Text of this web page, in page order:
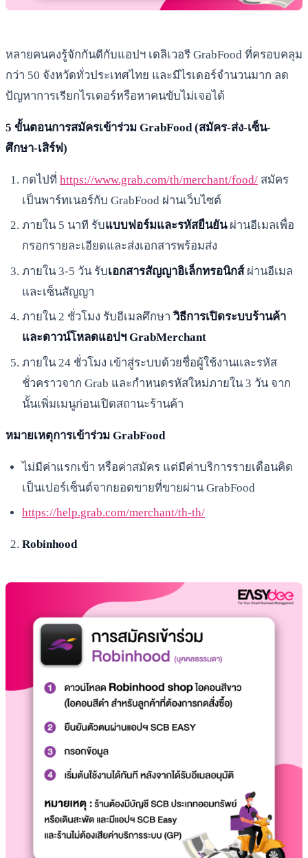
หลายคนคงรู้จักกันดีกับแอปฯ เดลิเวอรี GrabFood ที่ครอบคลุม
กว่า 50 จังหวัดทั่วประเทศไทย และมีไรเดอร์จำนวนมาก ลด
ปัญหาการเรียกไรเดอร์หรือหาคนขับไม่เจอได้
5 ขั้นตอนการสมัครเข้าร่วม GrabFood (สมัคร-ส่ง-เซ็น-
ศึกษา-เสิร์ฟ)
กดไปที่ https://www.grab.com/th/merchant/food/ สมัคร
เป็นพาร์ทเนอร์กับ GrabFood ผ่านเว็บไซต์
ภายใน 5 นาที รับแบบฟอร์มและรหัสยืนยันผ่านอีเมลเพื่อ
กรอกรายละเอียดและส่งเอกสารพร้อมส่ง
ภายใน 3-5 วัน รับเอกสารสัญญาอิเล็กทรอนิกส์ผ่านอีเมล
และเซ็นสัญญา
ภายใน 2 ชั่วโมง รับอีเมลศึกษาวิธีการเปิดระบบร้านค้า
และดาวน์โหลดแอปฯ GrabMerchant
ภายใน 24 ชั่วโมง เข้าสู่ระบบด้วยชื่อผู้ใช้งานและรหัส
ชั่วคราวจาก Grab และกำหนดรหัสใหม่ภายใน 3 วัน จาก
นั้นเพิ่มเมนูก่อนเปิดสถานะร้านค้า
หมายเหตุการเข้าร่วม GrabFood
ไม่มีค่าแรกเข้า หรือค่าสมัคร แต่มีค่าบริการรายเดือนคิด
เป็นเปอร์เซ็นต์จากยอดขายที่ขายผ่าน GrabFood
https://help.grab.com/merchant/th-th/
Robinhood